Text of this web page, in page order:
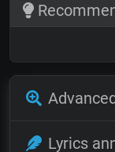
Lyrics